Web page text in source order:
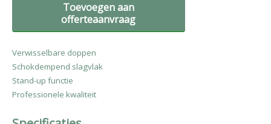
Toevoegen aan
offerteaanvraag
Verwisselbare doppen
Schokdempend slagvlak
Stand-up functie
Professionele kwaliteit